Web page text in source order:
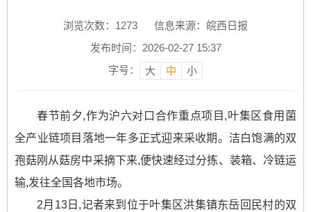
浏览次数： 1273
信息来源：皖西日报
发布时间：2026-02-27 15:37
字号：
大 中 小
春节前夕,作为沪六对口合作重点项目,叶集区食用菌
全产业链项目落地一年多正式迎来采收期。洁白饱满的双
孢菇刚从菇房中采摘下来,便快速经过分拣、装箱、冷链运
输,发往全国各地市场。
2月13日,记者来到位于叶集区洪集镇东岳回民村的双